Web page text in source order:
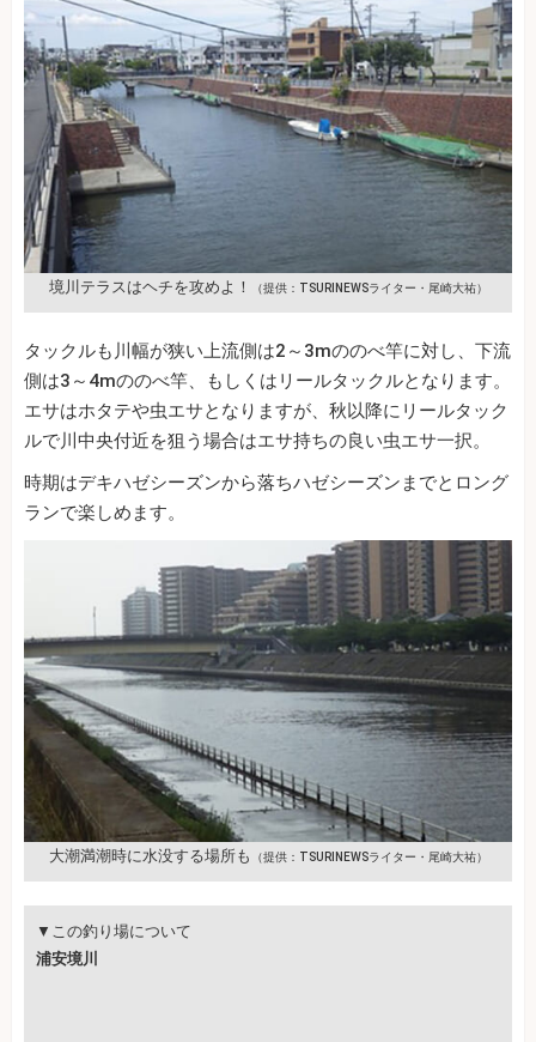
境川テラスはヘチを攻めよ！ （提供：TSURINEWSライター・尾崎大祐）
タックルも川幅が狭い上流側は2～3mののべ竿に対し、下流
側は3～4mののべ竿、もしくはリールタックルとなります。
エサはホタテや虫エサとなりますが、秋以降にリールタック
ルで川中央付近を狙う場合はエサ持ちの良い虫エサ一択。
時期はデキハゼシーズンから落ちハゼシーズンまでとロング
ランで楽しめます。
大潮満潮時に水没する場所も （提供：TSURINEWSライター・尾崎大祐）
▼この釣り場について
浦安境川